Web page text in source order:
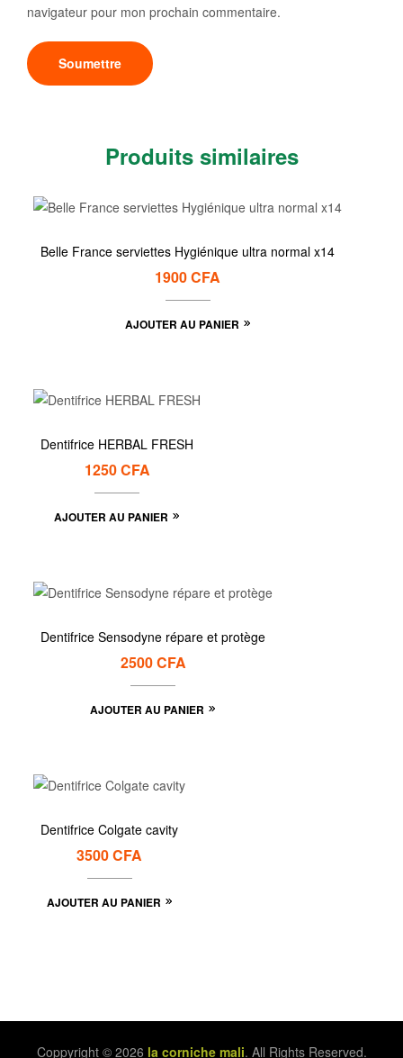
navigateur pour mon prochain commentaire.
Produits similaires
Belle France serviettes Hygiénique ultra normal x14
1900CFA
AJOUTER AU PANIER
Dentifrice HERBAL FRESH
1250CFA
AJOUTER AU PANIER
Dentifrice Sensodyne répare et protège
2500CFA
AJOUTER AU PANIER
Dentifrice Colgate cavity
3500CFA
AJOUTER AU PANIER
Coppyright © 2026 la corniche mali. All Rights Reserved.